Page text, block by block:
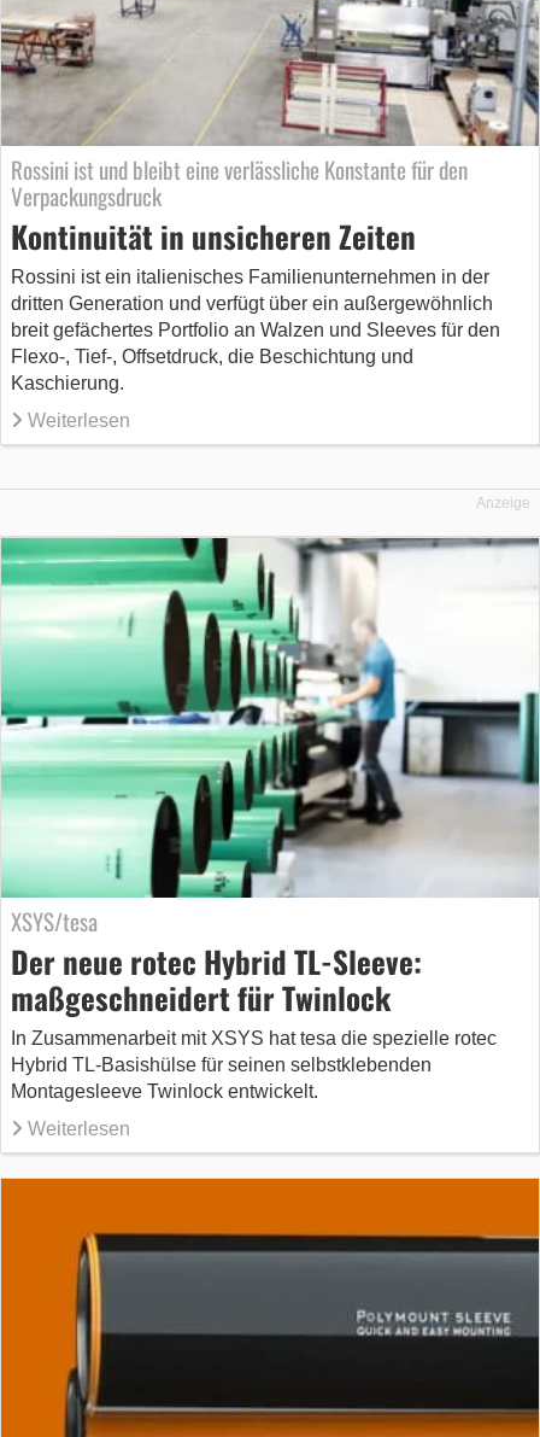
Rossini ist und bleibt eine verlässliche Konstante für den
Verpackungsdruck
Kontinuität in unsicheren Zeiten
Rossini ist ein italienisches Familienunternehmen in der
dritten Generati­on und verfügt über ein außergewöhnlich
breit gefächertes Portfolio an Wal­zen und Sleeves für den
Flexo-, Tief-, Offsetdruck, die Beschichtung und
Kaschierung.
Weiterlesen
Anzeige
XSYS/tesa
Der neue rotec Hybrid TL-Sleeve:
maßgeschneidert für Twinlock
In Zusammenarbeit mit XSYS hat tesa die spezielle rotec
Hybrid TL-Basishülse für seinen selbstklebenden
Montagesleeve Twinlock entwickelt.
Weiterlesen